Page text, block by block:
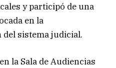
y participó de una
en la
sistema judicial.
la Sala de Audiencias